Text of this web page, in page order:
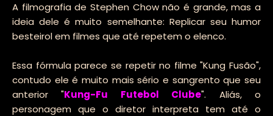
A filmografia de Stephen Chow não é grande, mas a
ideia dele é muito semelhante: Replicar seu humor
besteirol em filmes que até repetem o elenco.
Essa fórmula parece se repetir no filme "Kung Fusão",
contudo ele é muito mais sério e sangrento que seu
anterior "Kung-Fu Futebol Clube". Aliás, o
personagem que o diretor interpreta tem até o